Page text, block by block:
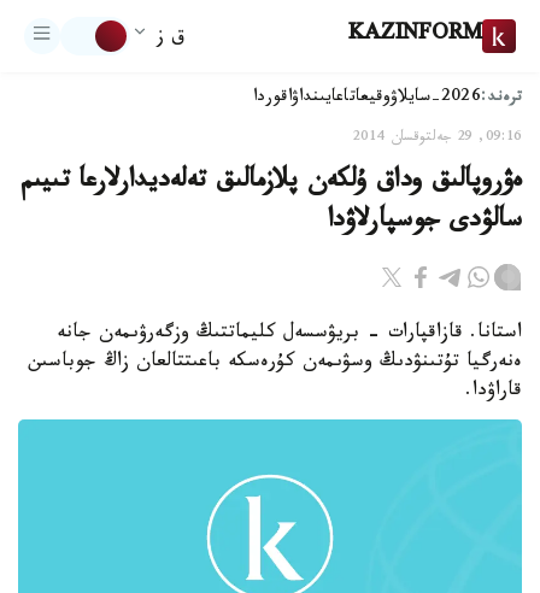
KAZINFORM ق ز
ترەند:2026-سايلاۋ وقيعاتاعايىنداۋاقوردا
09:16, 29 جەلتوقسان 2014
ەۋروپالىق وداق ۇلكەن پلازمالىق تەلەديدارلارعا تىيىم
سالۋدى جوسپارلاۋدا
استانا. قازاقپارات - بريۋسسەل كليماتتىڭ وزگەرۋىمەن جانە
ەنەرگيا تۇتىنۋدىڭ وسۋىمەن كۇرەسكە باعىتتالعان زاڭ جوباسىن
قاراۋدا.